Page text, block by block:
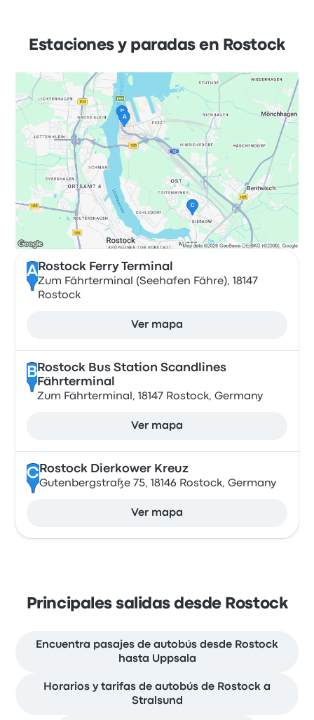
Estaciones y paradas en Rostock
A Rostock Ferry Terminal
Zum Fährterminal (Seehafen Fähre), 18147
Rostock
Ver mapa
B Rostock Bus Station Scandlines
Fährterminal
Zum Fährterminal, 18147 Rostock, Germany
Ver mapa
CRostock Dierkower Kreuz
Gutenbergstraße 75, 18146 Rostock, Germany
Ver mapa
Principales salidas desde Rostock
Encuentra pasajes de autobús desde Rostock
hasta Uppsala
Horarios y tarifas de autobús de Rostock a
Stralsund